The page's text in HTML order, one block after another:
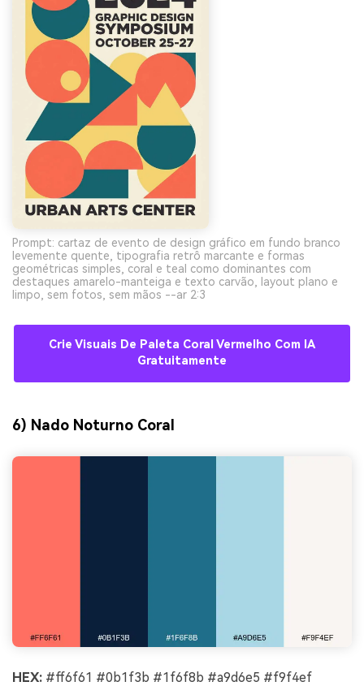
Prompt: cartaz de evento de design gráfico em fundo branco
levemente quente, tipografia retrô marcante e formas
geométricas simples, coral e teal como dominantes com
destaques amarelo-manteiga e texto carvão, layout plano e
limpo, sem fotos, sem mãos --ar 2:3
Crie Visuais De Paleta Coral Vermelho Com IA
Gratuitamente
6) Nado Noturno Coral
HEX: #ff6f61 #0b1f3b #1f6f8b #a9d6e5 #f9f4ef